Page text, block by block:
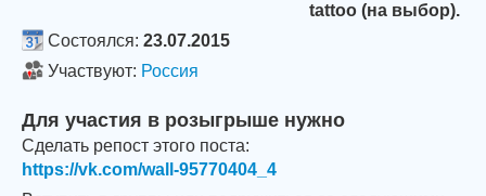
tattoo (на выбор).
Состоялся: 23.07.2015
Участвуют: Россия
Для участия в розыгрыше нужно
Сделать репост этого поста:
https://vk.com/wall-95770404_4